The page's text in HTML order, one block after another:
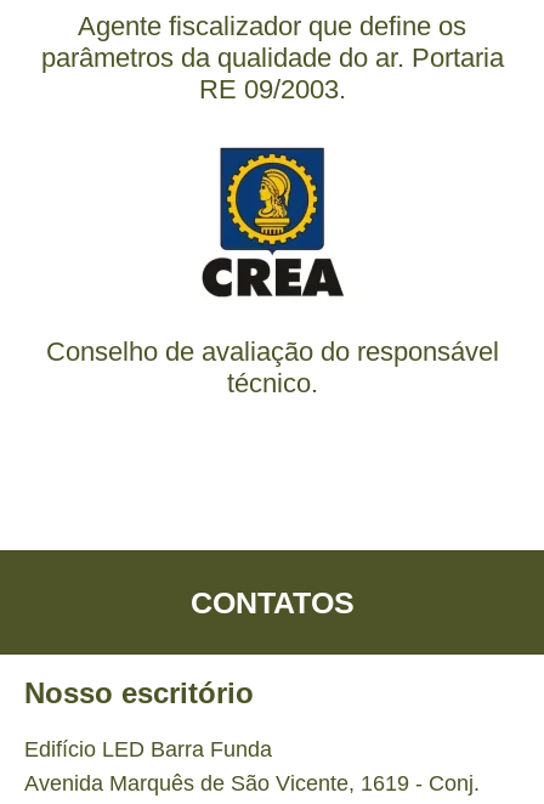
Agente fiscalizador que define os
parâmetros da qualidade do ar. Portaria
RE 09/2003.
Conselho de avaliação do responsável
técnico.
CONTATOS
Nosso escritório
Edifício LED Barra Funda
Avenida Marquês de São Vicente, 1619 - Conj.